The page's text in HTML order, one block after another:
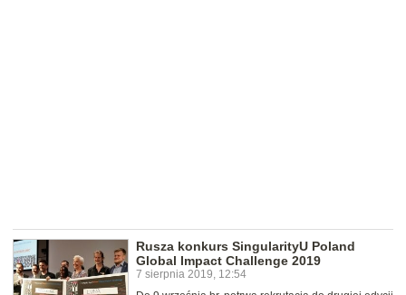
Rusza konkurs SingularityU Poland
Global Impact Challenge 2019
7 sierpnia 2019, 12:54